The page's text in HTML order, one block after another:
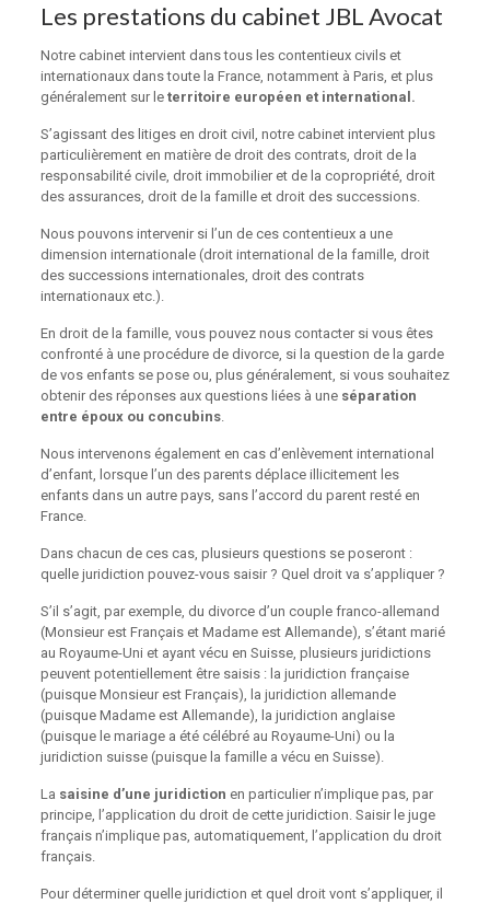
Les prestations du cabinet JBL Avocat
Notre cabinet intervient dans tous les contentieux civils et
internationaux dans toute la France, notamment à Paris, et plus
généralement sur le territoire européen et international.
S’agissant des litiges en droit civil , notre cabinet intervient plus
particulièrement en matière de droit des contrats, droit de la
responsabilité civile, droit immobilier et de la copropriété, droit
des assurances, droit de la famille et droit des successions.
Nous pouvons intervenir si l’un de ces contentieux a une
dimension internationale(droit international de la famille, droit
des successions internationales, droit des contrats
internationaux etc.).
En droit de la famille, vous pouvez nous contacter si vous êtes
confronté à une procédure de divorce, si la question de la garde
de vos enfants se pose ou, plus généralement, si vous souhaitez
obtenir des réponses aux questions liées à une séparation
entre époux ou concubins.
Nous intervenons également en cas d’enlèvement international
d’enfant, lorsque l’un des parents déplace illicitement les
enfants dans un autre pays, sans l’accord du parent resté en
France.
Dans chacun de ces cas, plusieurs questions se poseront :
quelle juridiction pouvez-vous saisir ? Quel droit va s’appliquer ?
S’il s’agit, par exemple, du divorce d’un couple franco-allemand
(Monsieur est Français et Madame est Allemande), s’étant marié
au Royaume-Uni et ayant vécu en Suisse, plusieurs juridictions
peuvent potentiellement être saisis : la juridiction française
(puisque Monsieur est Français), la juridiction allemande
(puisque Madame est Allemande), la juridiction anglaise
(puisque le mariage a été célébré au Royaume-Uni) ou la
juridiction suisse (puisque la famille a vécu en Suisse).
La saisine d’une juridiction en particulier n’implique pas, par
principe, l’application du droit de cette juridiction. Saisir le juge
français n’implique pas, automatiquement, l’application du droit
français.
Pour déterminer quelle juridiction et quel droit vont s’appliquer, il